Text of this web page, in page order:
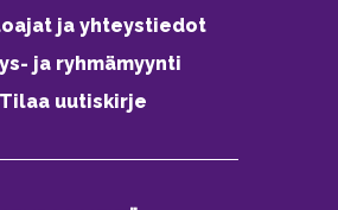
ja yhteystiedot
ja ryhmämyynti
Tilaa uutiskirje